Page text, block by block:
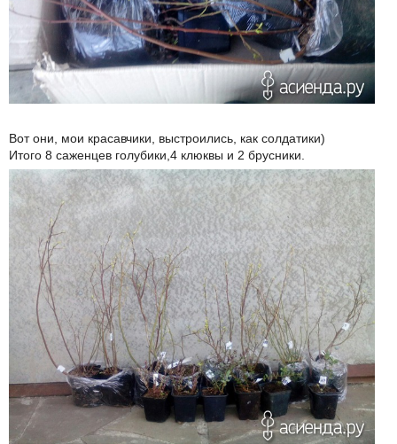
Вот они, мои красавчики, выстроились, как солдатики)
Итого 8 саженцев голубики,4 клюквы и 2 брусники.